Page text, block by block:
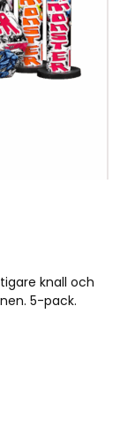
knall och
5-pack.